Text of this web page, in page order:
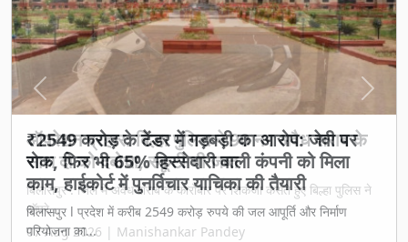
₹2549 करोड़ के टेंडर में गड़बड़ी का आरोप: जेवी पर
रोक, फिर भी 65% हिस्सेदारी वाली कंपनी को मिला
काम, हाईकोर्ट में पुनर्विचार याचिका की तैयारी
बिलासपुर l प्रदेश में करीब 2549 करोड़ रुपये की जल आपूर्ति और निर्माण
परियोजना का...
Previous Next